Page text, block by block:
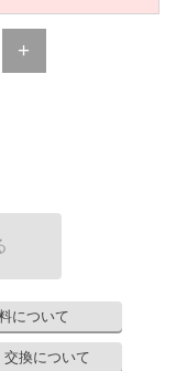
について
交換について